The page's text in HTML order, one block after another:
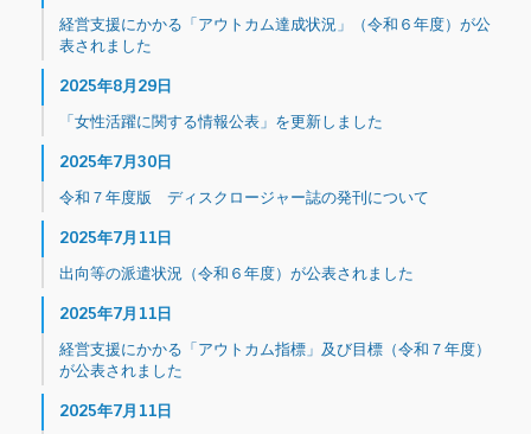
経営支援にかかる「アウトカム達成状況」（令和６年度）が公
表されました
2025年8月29日
「女性活躍に関する情報公表」を更新しました
2025年7月30日
令和７年度版 ディスクロージャー誌の発刊について
2025年7月11日
出向等の派遣状況（令和６年度）が公表されました
2025年7月11日
経営支援にかかる「アウトカム指標」及び目標（令和７年度）
が公表されました
2025年7月11日